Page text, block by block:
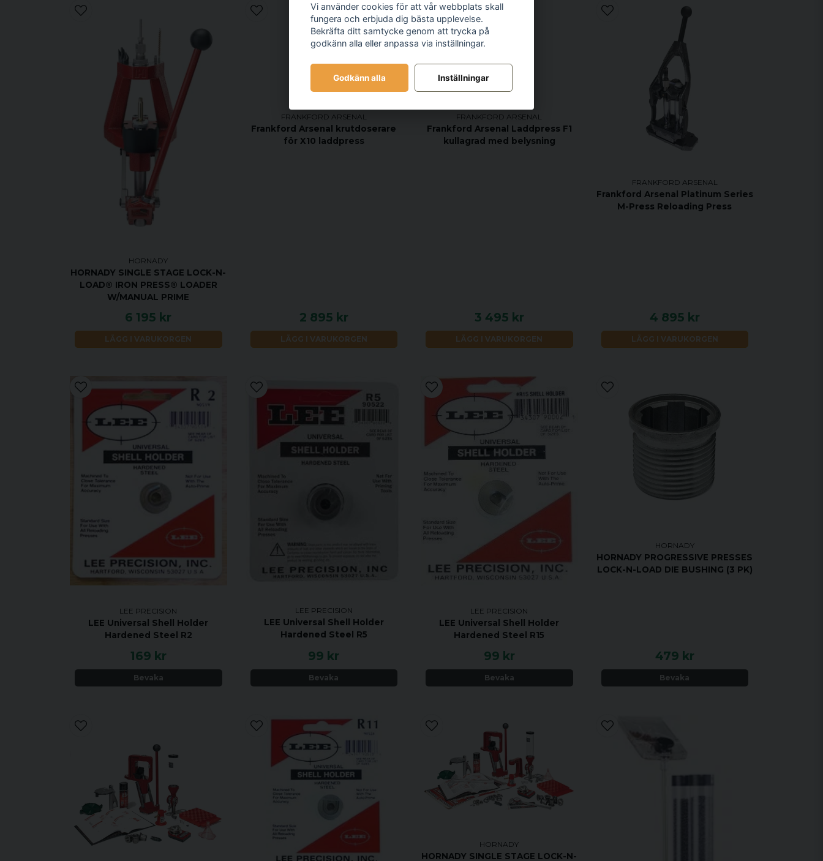
HORNADY
HORNADY SINGLE STAGE LOCK-N-
LOAD® IRON PRESS® LOADER
W/MANUAL PRIME
6 195 kr
LÄGG I VARUKORGEN
FRANKFORD ARSENAL
Frankford Arsenal krutdoserare
för X10 laddpress
2 895 kr
LÄGG I VARUKORGEN
FRANKFORD ARSENAL
Frankford Arsenal Laddpress F1
kullagrad med belysning
3 495 kr
LÄGG I VARUKORGEN
FRANKFORD ARSENAL
Frankford Arsenal Platinum Series
M-Press Reloading Press
4 895 kr
LÄGG I VARUKORGEN
LEE PRECISION
LEE Universal Shell Holder
Hardened Steel R2
169 kr
Bevaka
LEE PRECISION
LEE Universal Shell Holder
Hardened Steel R5
99 kr
Bevaka
LEE PRECISION
LEE Universal Shell Holder
Hardened Steel R15
99 kr
Bevaka
HORNADY
HORNADY PROGRESSIVE PRESSES
LOCK-N-LOAD DIE BUSHING (3 PK)
479 kr
Bevaka
HORNADY
HORNADY SINGLE STAGE LOCK-N-
Vi använder cookies för att vår webbplats skall
fungera och erbjuda dig bästa upplevelse.
Bekräfta ditt samtycke genom att trycka på
godkänn alla eller anpassa via inställningar.
Godkänn alla Inställningar